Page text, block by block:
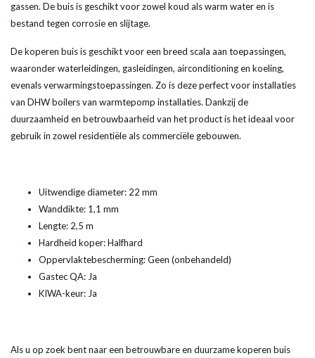
gassen. De buis is geschikt voor zowel koud als warm water en is
bestand tegen corrosie en slijtage.
De koperen buis is geschikt voor een breed scala aan toepassingen,
waaronder waterleidingen, gasleidingen, airconditioning en koeling,
evenals verwarmingstoepassingen. Zo is deze perfect voor installaties
van DHW boilers van warmtepomp installaties. Dankzij de
duurzaamheid en betrouwbaarheid van het product is het ideaal voor
gebruik in zowel residentiële als commerciële gebouwen.
Uitwendige diameter: 22 mm
Wanddikte: 1,1 mm
Lengte: 2,5 m
Hardheid koper: Halfhard
Oppervlaktebescherming: Geen (onbehandeld)
Gastec QA: Ja
KIWA-keur: Ja
Als u op zoek bent naar een betrouwbare en duurzame koperen buis